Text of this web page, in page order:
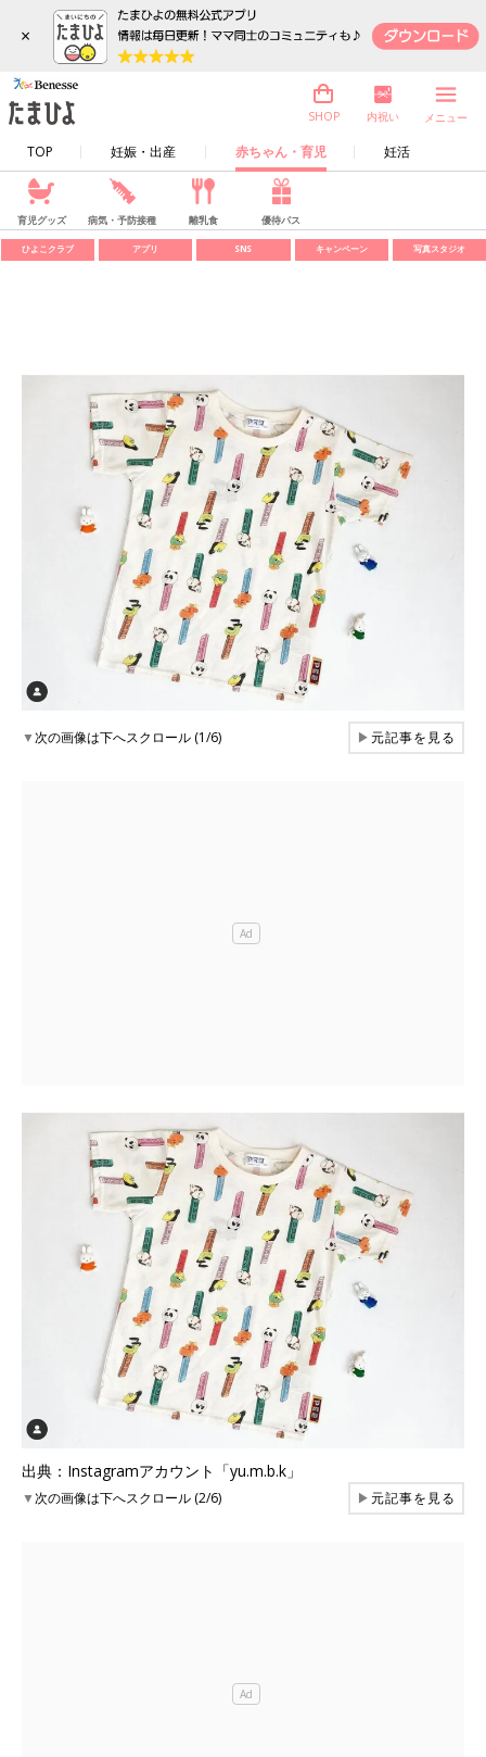
×
TOP 妊娠・出産 赤ちゃん・育児 妊活
SHOP 内祝い メニュー
育児グッズ 病気・予防接種 離乳食 優待パス
ひよこクラブ アプリ SNS キャンペーン 写真スタジオ
▼次の画像は下へスクロール (1/6) ▶元記事を見る
出典：Instagramアカウント「yu.m.b.k」
▼次の画像は下へスクロール (2/6) ▶元記事を見る